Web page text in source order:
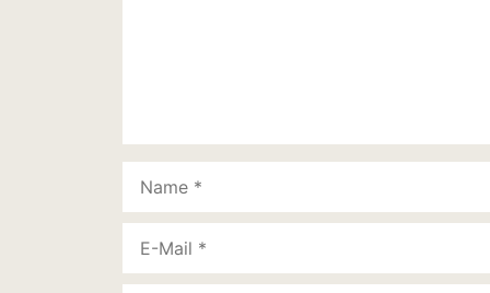
Mail